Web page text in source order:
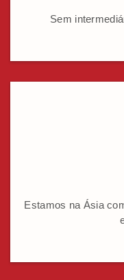
Sem
Estamos na Ásia